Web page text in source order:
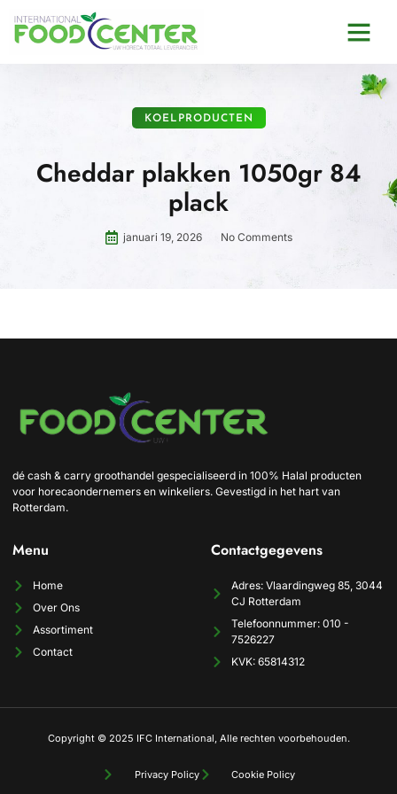
KOELPRODUCTEN
Cheddar plakken 1050gr 84
plack
januari 19, 2026 No Comments
dé cash & carry groothandel gespecialiseerd in 100% Halal producten
voor horecaondernemers en winkeliers. Gevestigd in het hart van
Rotterdam.
Menu
Home
Over Ons
Assortiment
Contact
Contactgegevens
Adres: Vlaardingweg 85, 3044
CJ Rotterdam
Telefoonnummer: 010 -
7526227
KVK: 65814312
Copyright © 2025 IFC International, Alle rechten voorbehouden.
Privacy Policy Cookie Policy